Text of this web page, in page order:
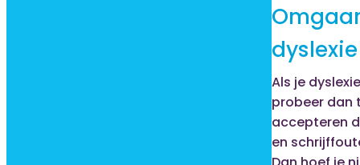
dyslexie
Als je
probeer dan
accepteren
en